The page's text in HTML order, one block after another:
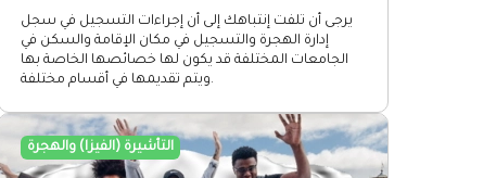
يرجى أن تلفت إنتباهك إلى أن إجراءات التسجيل في سجل
إدارة الهجرة والتسجيل في مكان الإقامة والسكن في
الجامعات المختلفة قد يكون لها خصائصها الخاصة بها
ويتم تقديمها في أقسام مختلفة.
التأشيرة (الفيزا) والهجرة